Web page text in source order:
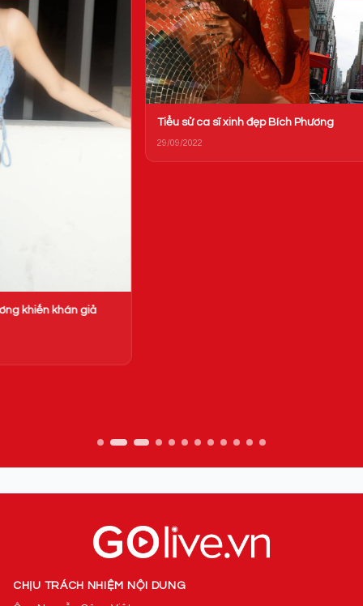
Tiểu sử ca sĩ xinh đẹp Bích Phương
CHỊU TRÁCH NHIỆM NỘI DUNG